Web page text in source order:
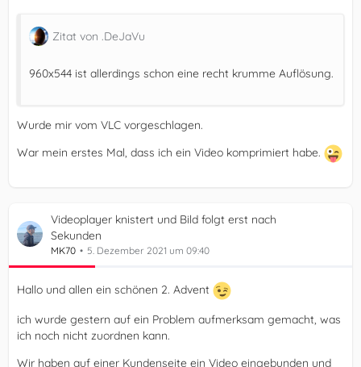
Zitat von .DeJaVu
960x544 ist allerdings schon eine recht krumme Auflösung.
Wurde mir vom VLC vorgeschlagen.
War mein erstes Mal, dass ich ein Video komprimiert habe.
Videoplayer knistert und Bild folgt erst nach
Sekunden
MK70 5. Dezember 2021 um 09:40
Hallo und allen ein schönen 2. Advent
ich wurde gestern auf ein Problem aufmerksam gemacht, was
ich noch nicht zuordnen kann.
Wir haben auf einer Kundenseite ein Video eingebunden und